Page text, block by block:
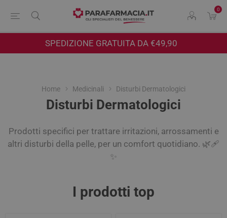
0
SPEDIZIONE GRATUITA DA €49,90
Home Medicinali Disturbi Dermatologici
Disturbi Dermatologici
Prodotti specifici per trattare irritazioni, arrossamenti e
altri disturbi della pelle, per un comfort quotidiano. 🌿🩹
✨
I prodotti top